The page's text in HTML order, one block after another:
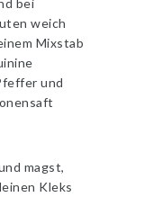
bei
weich
Mixstab
und
magst,
Kleks